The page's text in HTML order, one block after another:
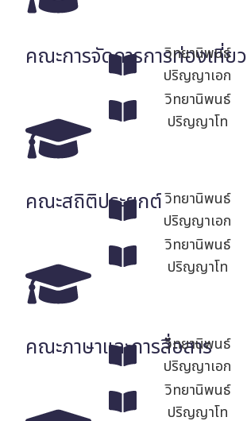
คณะการจัดการการท่องเที่ยว
วิทยานิพนธ์
ปริญญาเอก
วิทยานิพนธ์
ปริญญาโท
คณะสถิติประยุกต์วิทยานิพนธ์
ปริญญาเอก
วิทยานิพนธ์
ปริญญาโท
คณะภาษาและการสื่อสาร
วิทยานิพนธ์
ปริญญาเอก
วิทยานิพนธ์
ปริญญาโท